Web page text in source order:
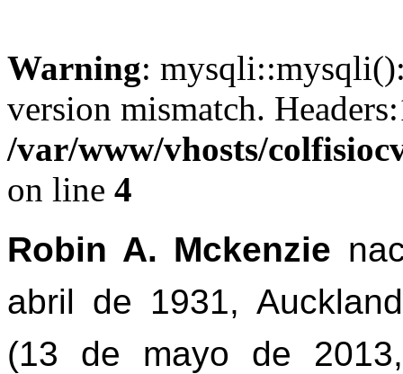
Warning:
version mismatch.
/var/www/vhosts/
on line 4
Robin A. Mckenzie
abril de 1931,
(13 de mayo de